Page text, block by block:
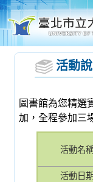
活動
圖書館為您精選
加，全程參加三
活動名
活動日期